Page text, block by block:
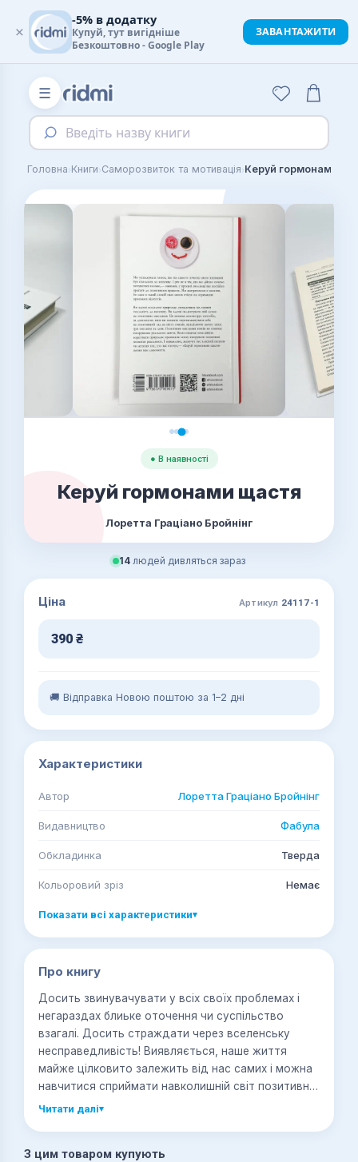
☰
Введіть назву книги
Головна›Книги›Саморозвиток та мотивація›Керуй гормонами
● В наявності
Керуй гормонами щастя
Лоретта Граціано Бройнінг
14 людей дивляться зараз
Ціна Артикул 24117-1
390 ₴
🚚 Відправка Новою поштою за 1–2 дні
Характеристики
Автор Лоретта Граціано Бройнінг
Видавництво Фабула
Обкладинка Тверда
Кольоровий зріз Немає
Показати всі характеристики▾
Про книгу
Досить звинувачувати у всіх своїх проблемах і
негараздах блиьке оточення чи суспільство
взагалі. Досить страждати через вселенську
несправедливість! Виявляється, наше життя
майже цілковито залежить від нас самих і можна
навчитися сприймати навколишній світ позитивно.
І допоможе навчитися цьому чудова книжка
Читати далі▾
З цим товаром купують
×
-5% в додатку
Купуй, тут вигідніше
Безкоштовно - Google Play
ЗАВАНТАЖИТИ